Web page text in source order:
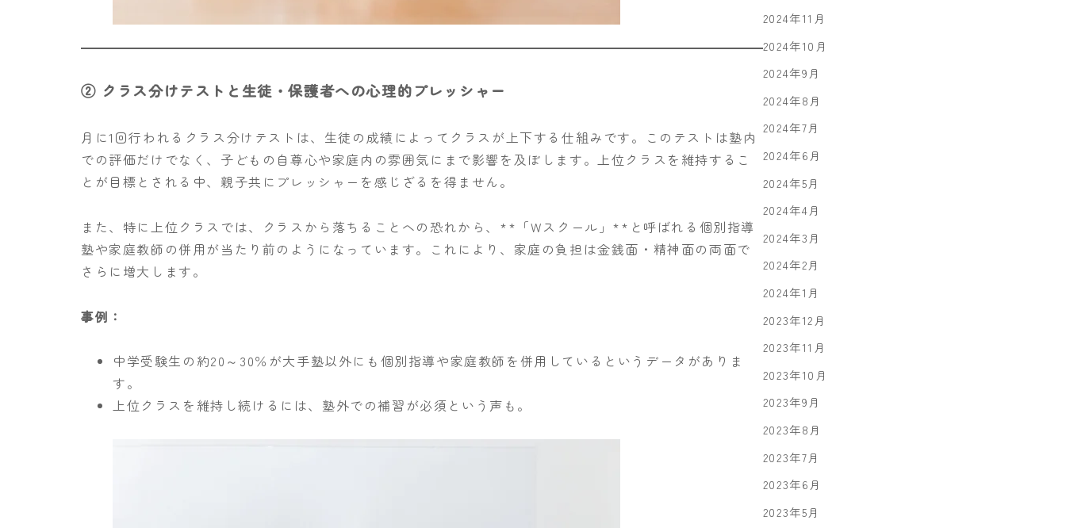
② クラス分けテストと生徒・保護者への心理的プレッシャー
月に1回行われるクラス分けテストは、生徒の成績によってクラスが上下する仕組みです。このテストは塾内
での評価だけでなく、子どもの自尊心や家庭内の雰囲気にまで影響を及ぼします。上位クラスを維持するこ
とが目標とされる中、親子共にプレッシャーを感じざるを得ません。
また、特に上位クラスでは、クラスから落ちることへの恐れから、**「Wスクール」**と呼ばれる個別指導
塾や家庭教師の併用が当たり前のようになっています。これにより、家庭の負担は金銭面・精神面の両面で
さらに増大します。
事例：
中学受験生の約20～30％が大手塾以外にも個別指導や家庭教師を併用しているというデータがありま
す。
上位クラスを維持し続けるには、塾外での補習が必須という声も。
2024年11月
2024年10月
2024年9月
2024年8月
2024年7月
2024年6月
2024年5月
2024年4月
2024年3月
2024年2月
2024年1月
2023年12月
2023年11月
2023年10月
2023年9月
2023年8月
2023年7月
2023年6月
2023年5月